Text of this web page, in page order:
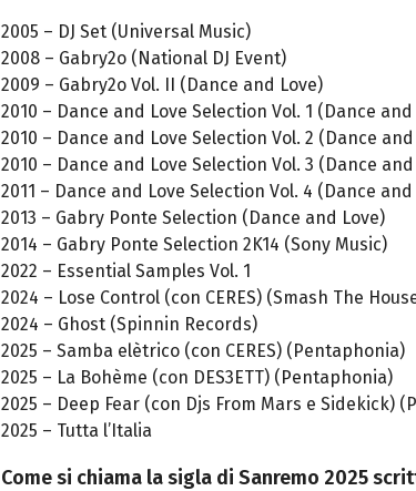
2005 – DJ Set (Universal Music)
2008 – Gabry2o (National DJ Event)
2009 – Gabry2o Vol. II (Dance and Love)
2010 – Dance and Love Selection Vol. 1 (Dance and
2010 – Dance and Love Selection Vol. 2 (Dance
2010 – Dance and Love Selection Vol. 3 (Dance
2011 – Dance and Love Selection Vol. 4 (Dance and
2013 – Gabry Ponte Selection (Dance and Love)
2014 – Gabry Ponte Selection 2K14 (Sony Music)
2022 – Essential Samples Vol. 1
2024 – Lose Control (con CERES) (Smash The
2024 – Ghost (Spinnin Records)
2025 – Samba elètrico (con CERES) (Pentaphonia)
2025 – La Bohème (con DES3ETT) (Pentaphonia)
2025 – Deep Fear (con Djs From Mars e Sidekick)
2025 – Tutta l’Italia
Come si chiama la sigla di Sanremo 2025